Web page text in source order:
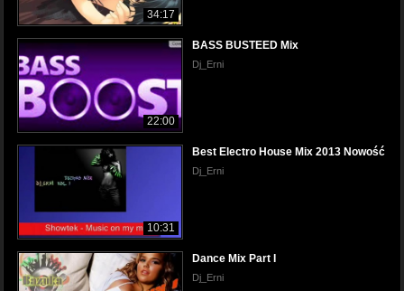
34:17
22:00
BASS BUSTEED Mix
Dj_Erni
10:31
Best Electro House Mix 2013 Nowość
Dj_Erni
Dance Mix Part I
Dj_Erni